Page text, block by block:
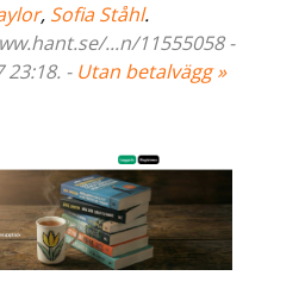
, Sofia Ståhl.
...n/11555058 -
23:18. - Utan betalvägg »